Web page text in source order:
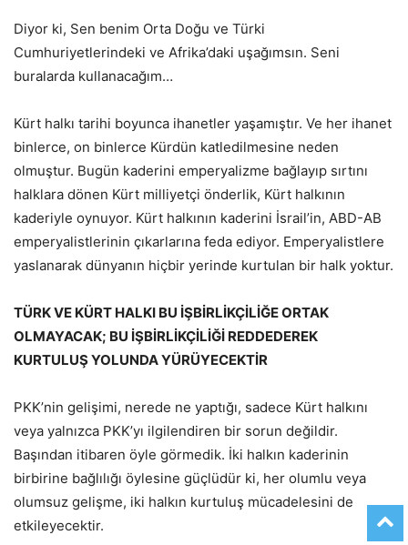
Diyor ki, Sen benim Orta Doğu ve Türki
Cumhuriyetlerindeki ve Afrika’daki uşağımsın. Seni
buralarda kullanacağım…
Kürt halkı tarihi boyunca ihanetler yaşamıştır. Ve her ihanet
binlerce, on binlerce Kürdün katledilmesine neden
olmuştur. Bugün kaderini emperyalizme bağlayıp sırtını
halklara dönen Kürt milliyetçi önderlik, Kürt halkının
kaderiyle oynuyor. Kürt halkının kaderini İsrail’in, ABD-AB
emperyalistlerinin çıkarlarına feda ediyor. Emperyalistlere
yaslanarak dünyanın hiçbir yerinde kurtulan bir halk yoktur.
TÜRK VE KÜRT HALKI BU İŞBİRLİKÇİLİĞE ORTAK
OLMAYACAK; BU İŞBİRLİKÇİLİĞİ REDDEDEREK
KURTULUŞ YOLUNDA YÜRÜYECEKTİR
PKK’nin gelişimi, nerede ne yaptığı, sadece Kürt halkını
veya yalnızca PKK’yı ilgilendiren bir sorun değildir.
Başından itibaren öyle görmedik. İki halkın kaderinin
birbirine bağlılığı öylesine güçlüdür ki, her olumlu veya
olumsuz gelişme, iki halkın kurtuluş mücadelesini de
etkileyecektir.